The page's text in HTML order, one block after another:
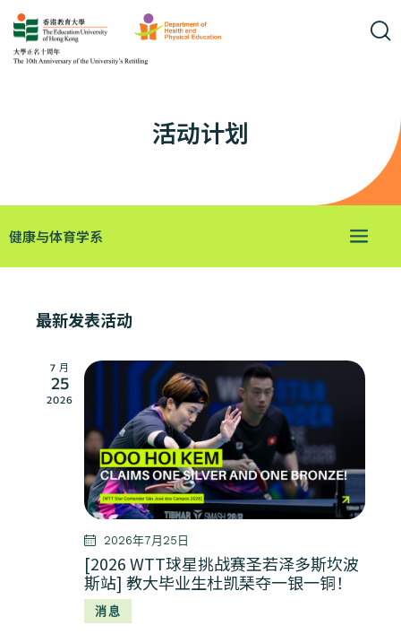
活动计划
健康与体育学系
列
选
日
期
最新发表活动
7 月
25
2026
2026年7月25日
[2026 WTT球星挑战赛圣若泽多斯坎波
斯站] 教大毕业生杜凯琹夺一银一铜！
消息